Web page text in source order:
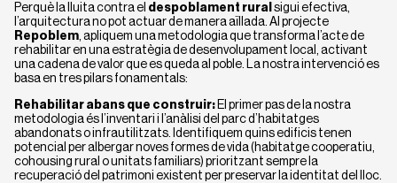
Perquè la lluita contra el despoblament rural sigui efectiva,
l’arquitectura no pot actuar de manera aïllada. Al projecte
Repoblem , apliquem una metodologia que transforma l’acte de
rehabilitar en una estratègia de desenvolupament local, activant
una cadena de valor que es queda al poble. La nostra intervenció es
basa en tres pilars fonamentals:
Rehabilitar abans que construir: El primer pas de la nostra
metodologia és l’inventari i l’anàlisi del parc d’habitatges
abandonats o infrautilitzats. Identifiquem quins edificis tenen
potencial per albergar noves formes de vida (habitatge cooperatiu,
cohousing rural o unitats familiars) prioritzant sempre la
recuperació del patrimoni existent per preservar la identitat del lloc.